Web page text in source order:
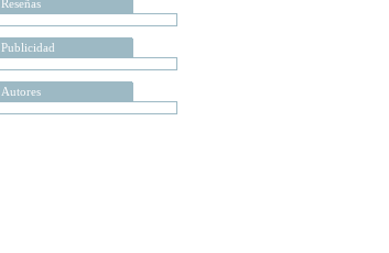
Reseñas
Publicidad
Autores